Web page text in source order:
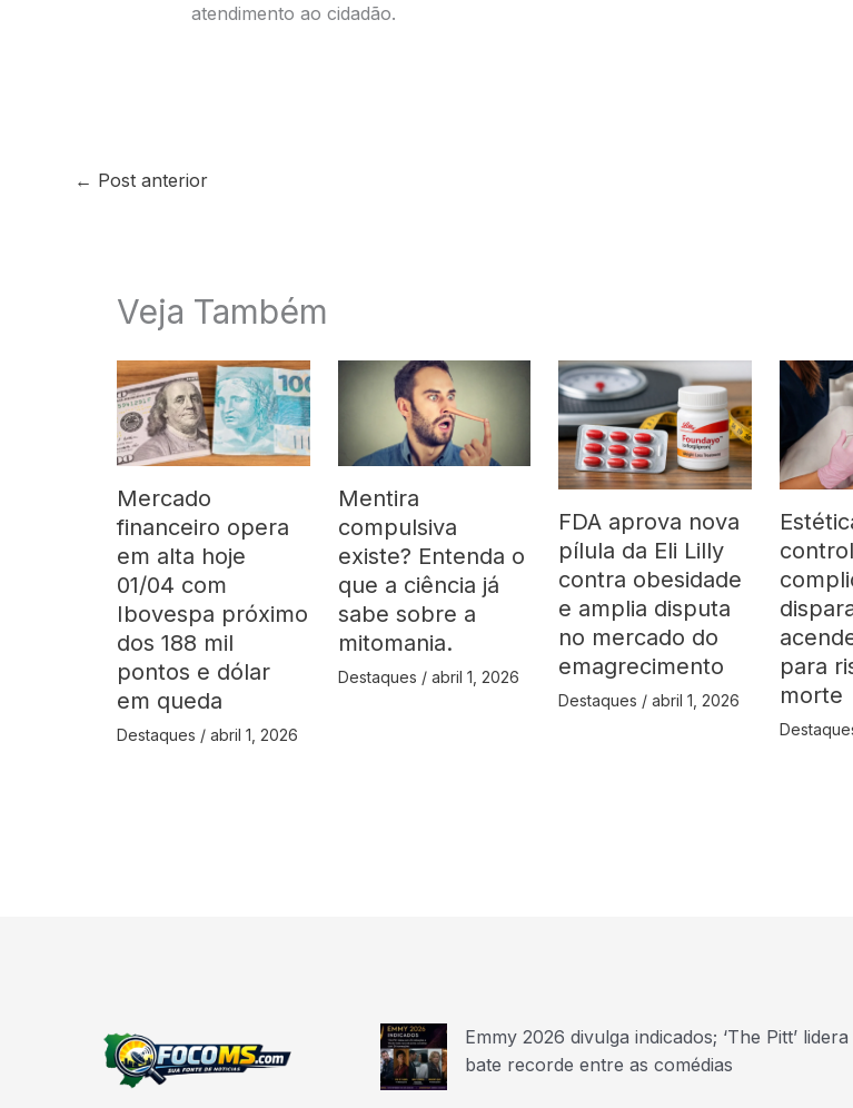
atendimento ao cidadão.
← Post anterior
Veja Também
Mercado
financeiro opera
em alta hoje
01/04 com
Ibovespa próximo
dos 188 mil
pontos e dólar
em queda
Destaques / abril 1, 2026
Mentira
compulsiva
existe? Entenda o
que a ciência já
sabe sobre a
mitomania.
Destaques / abril 1, 2026
FDA aprova nova
pílula da Eli Lilly
contra obesidade
e amplia disputa
no mercado do
emagrecimento
Destaques /abril 1, 2026
para
morte
Emmy 2026 divulga indicados; ‘The Pitt’
bate recorde entre as comédias